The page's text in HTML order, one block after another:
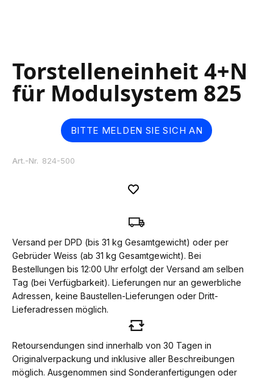
to
the
beginning
of
Torstelleneinheit 4+N
für Modulsystem 825
BITTE MELDEN SIE SICH AN
Art.-Nr. 824-500
Versand per DPD (bis 31 kg Gesamtgewicht) oder per
Gebrüder Weiss (ab 31 kg Gesamtgewicht). Bei
Bestellungen bis 12:00 Uhr erfolgt der Versand am selben
Tag (bei Verfügbarkeit). Lieferungen nur an gewerbliche
Adressen, keine Baustellen-Lieferungen oder Dritt-
Lieferadressen möglich.
Retoursendungen sind innerhalb von 30 Tagen in
Originalverpackung und inklusive aller Beschreibungen
möglich. Ausgenommen sind Sonderanfertigungen oder